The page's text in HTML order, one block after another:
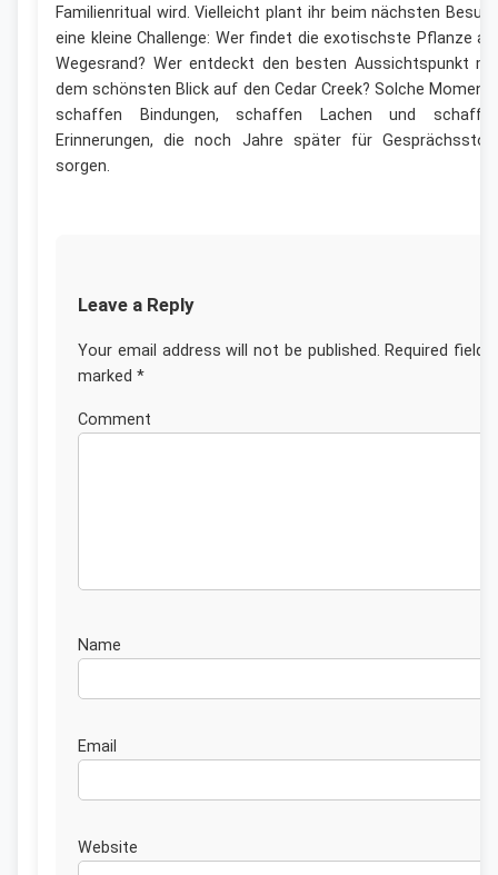
Familienritual wird. Vielleicht plant ihr beim nächsten
eine kleine Challenge: Wer findet die exotischste Pflanze
Wegesrand? Wer entdeckt den besten Aussichtspunkt
dem schönsten Blick auf den Cedar Creek? Solche
schaffen Bindungen, schaffen Lachen und
Erinnerungen, die noch Jahre später für
sorgen.
Leave a Reply
Your email address will not be published. Required fields
marked *
Website